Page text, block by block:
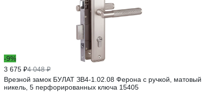
-9%
3 675 ₽4 048 ₽
Врезной замок БУЛАТ ЗВ4-1.02.08 Ферона с ручкой, матовый
никель, 5 перфорированных ключа 15405